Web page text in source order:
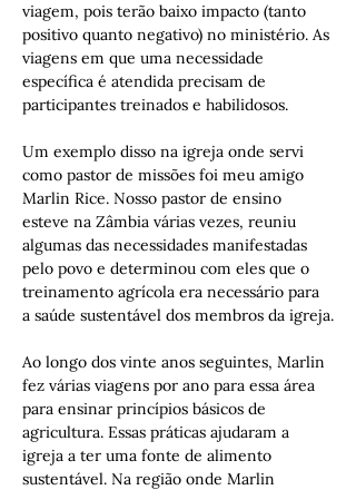
viagem, pois terão baixo impacto (tanto
positivo quanto negativo) no ministério. As
viagens em que uma necessidade
específica é atendida precisam de
participantes treinados e habilidosos.
Um exemplo disso na igreja onde servi
como pastor de missões foi meu amigo
Marlin Rice. Nosso pastor de ensino
esteve na Zâmbia várias vezes, reuniu
algumas das necessidades manifestadas
pelo povo e determinou com eles que o
treinamento agrícola era necessário para
a saúde sustentável dos membros da igreja.
Ao longo dos vinte anos seguintes, Marlin
fez várias viagens por ano para essa área
para ensinar princípios básicos de
agricultura. Essas práticas ajudaram a
igreja a ter uma fonte de alimento
sustentável. Na região onde Marlin